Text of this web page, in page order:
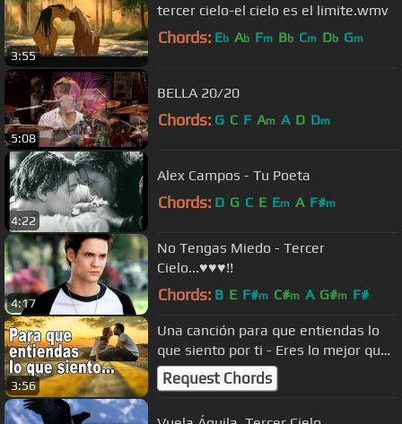
3:55
tercer cielo-el cielo es el limite.wmv
Chords: Eb Ab Fm Bb Cm Db Gm
5:08
BELLA 20/20
Chords: G C F Am A D Dm
4:22
Alex Campos - Tu Poeta
Chords: D G C E Em A F#m
4:17
No Tengas Miedo - Tercer
Cielo...♥♥♥!!
Chords: B E F#m C#m A G#m F#
3:56
Una canción para que entiendas lo
que siento por ti - Eres lo mejor que
me ha pasado - para dedicar
Request Chords